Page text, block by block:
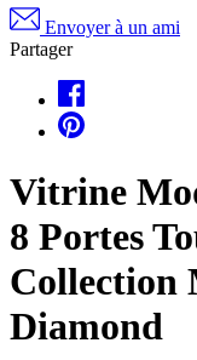
Envoyer à un ami
Partager
Vitrine
8 Portes
Collection
Diamond